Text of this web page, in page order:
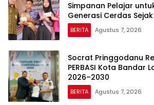
Simpanan Pelajar
Generasi Cerdas Sejak
BERITA Agustus 7, 2026
Socrat Pringgodanu
PERBASI Kota Bandar
2026–2030
BERITA Agustus 7, 2026